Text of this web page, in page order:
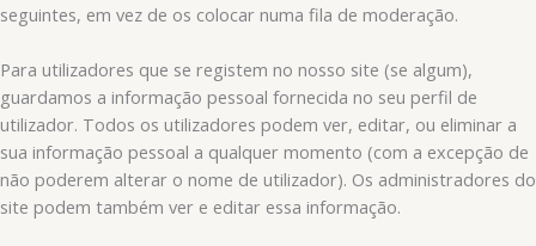
seguintes, em vez de os colocar numa fila de moderação.
Para utilizadores que se registem no nosso site (se algum),
guardamos a informação pessoal fornecida no seu perfil de
utilizador. Todos os utilizadores podem ver, editar, ou eliminar a
sua informação pessoal a qualquer momento (com a excepção de
não poderem alterar o nome de utilizador). Os administradores do
site podem também ver e editar essa informação.